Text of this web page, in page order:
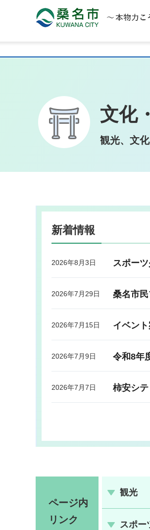
桑名市 KUWANA CITY 本物力こ
文化
観光、文
新着情報
2026年8月3日 スポー
2026年7月29日 桑名市
2026年7月15日 イベン
2026年7月9日 令和8年
2026年7月7日 柿安シ
ページ内
リンク
観光
スポー